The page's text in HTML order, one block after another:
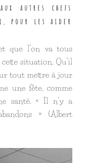
autres chefs
pour les aider
que l’on va tous
situation. Qu’il
tout mettre à jour
une fête, comme
santé. « Il n’y a
» (Albert